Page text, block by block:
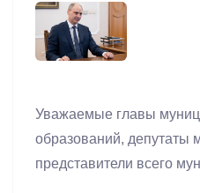
причастных с
местного
Уважаемые главы
образований, депутаты
представители всего